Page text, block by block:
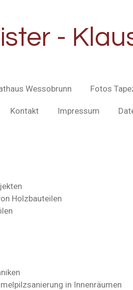
-
Wessobrunn Fotos
Kontakt Impressum
Holzbauteilen
in Innenräumen